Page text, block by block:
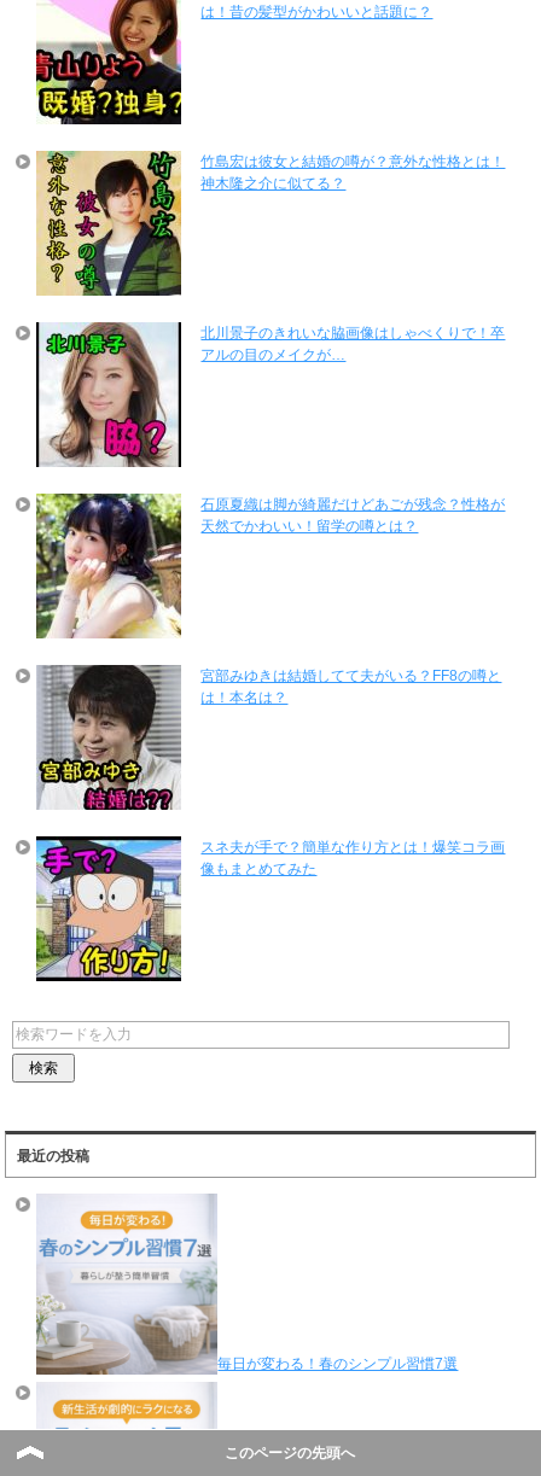
は！昔の髪型がかわいいと話題に？
竹島宏は彼女と結婚の噂が？意外な性格とは！
神木隆之介に似てる？
北川景子のきれいな脇画像はしゃべくりで！卒
アルの目のメイクが…
石原夏織は脚が綺麗だけどあごが残念？性格が
天然でかわいい！留学の噂とは？
宮部みゆきは結婚してて夫がいる？FF8の噂と
は！本名は？
スネ夫が手で？簡単な作り方とは！爆笑コラ画
像もまとめてみた
最近の投稿
毎日が変わる！春のシンプル習慣7選
このページの先頭へ